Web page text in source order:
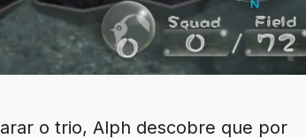
o trio, Alph descobre que por